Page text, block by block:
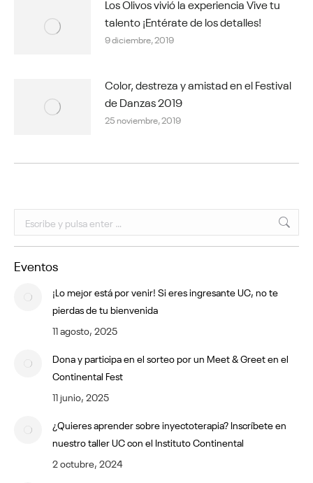
Los Olivos vivió la experiencia Vive tu
talento ¡Entérate de los detalles!
9 diciembre, 2019
Color, destreza y amistad en el Festival
de Danzas 2019
25 noviembre, 2019
Buscar:
Eventos
¡Lo mejor está por venir! Si eres ingresante UC, no te
pierdas de tu bienvenida
11 agosto, 2025
Dona y participa en el sorteo por un Meet & Greet en el
Continental Fest
11 junio, 2025
¿Quieres aprender sobre inyectoterapia? Inscríbete en
nuestro taller UC con el Instituto Continental
2 octubre, 2024